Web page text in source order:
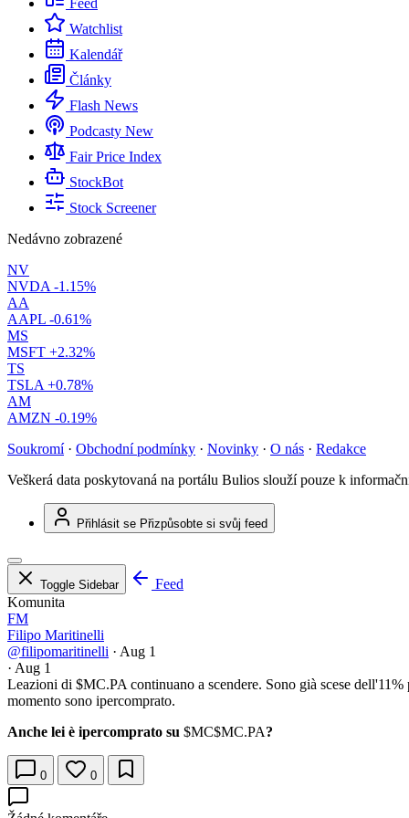
Feed
Watchlist
Kalendář
Články
Flash News
Podcasty New
Fair Price Index
StockBot
Stock Screener
Nedávno zobrazené
NV
NVDA -1.15%
AA
AAPL -0.61%
MS
MSFT +2.32%
TS
TSLA +0.78%
AM
AMZN -0.19%
Soukromí · Obchodní podmínky · Novinky · O nás · Redakce
Veškerá data poskytovaná na portálu Bulios slouží pouze k
Přihlásit se Přizpůsobte si svůj feed
Toggle Sidebar
Feed
Komunita
FM
Filipo Maritinelli
@filipomaritinelli · Aug 1
· Aug 1
Leazioni di $MC.PA continuano a scendere. Sono già scese
momento sono ipercomprato.
Anche lei è ipercomprato su $MC$MC.PA?
0 0